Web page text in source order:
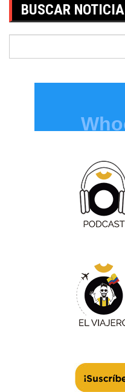
BUSCAR NOTICIA